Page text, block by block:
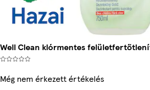
Well Clean klórmentes
Még nem érkezett értékelés